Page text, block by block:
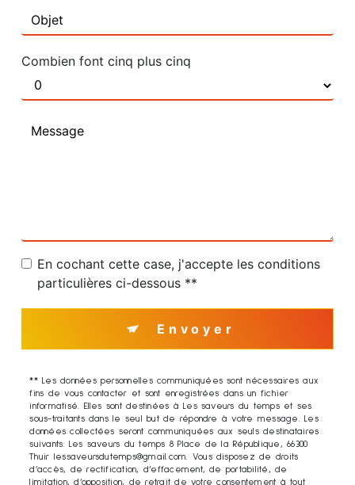
Combien font cinq plus cinq
En cochant cette case, j'accepte les conditions
particulières ci-dessous **
Envoyer
** Les données personnelles communiquées sont nécessaires aux
fins de vous contacter et sont enregistrées dans un fichier
informatisé. Elles sont destinées à Les saveurs du temps et ses
sous-traitants dans le seul but de répondre à votre message. Les
données collectées seront communiquées aux seuls destinataires
suivants: Les saveurs du temps 8 Place de la République, 66300
Thuir lessaveursdutemps@gmail.com. Vous disposez de droits
d’accès, de rectification, d’effacement, de portabilité, de
limitation, d’opposition, de retrait de votre consentement à tout